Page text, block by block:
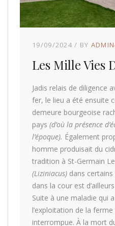
19/09/2024 BY
Les Mille Vies
Jadis relais de diligence
fer, le lieu a été ensuite
demeure bourgeoise
pays (d’où la présence
l’époque). Également
homme produisait du
tradition à St-Germain
(Liziniacus) dans
dans la cour est
Suite à une maladie qui
l’exploitation de la
interrompue. À la mort